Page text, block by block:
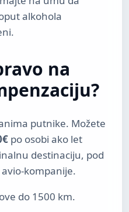
alkohola
na
putnike. Možete
po osobi ako let
destinaciju, pod
kompanije.
do 1500 km.